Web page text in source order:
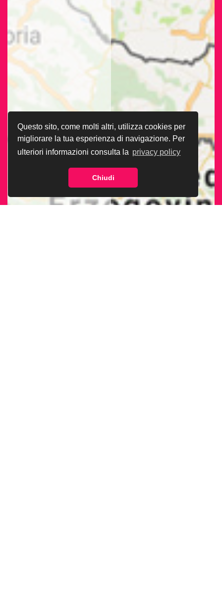
Questo sito, come molti altri, utilizza cookies per
migliorare la tua esperienza di navigazione. Per
ulteriori informazioni consulta la privacy policy
Chiudi